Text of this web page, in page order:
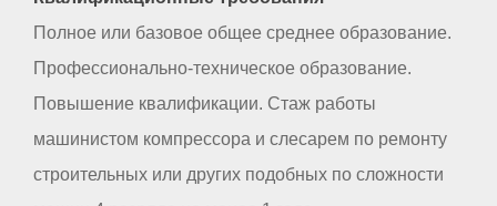
Полное или базовое общее среднее образование.
Профессионально-техническое образование.
Повышение квалификации. Стаж работы
машинистом компрессора и слесарем по ремонту
строительных или других подобных по сложности